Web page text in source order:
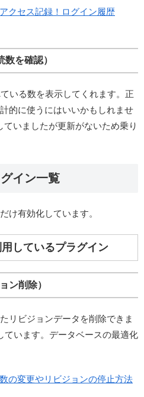
クセス記録！ログイン履歴
を確認）
いる数を表示してくれます。正
的に使うにはいいかもしれませ
ていましたが更新がないため乗り
イン一覧
け有効化しています。
しているプラグイン
ン削除）
リビジョンデータを削除できま
ています。データベースの最適化
の変更やリビジョンの停止方法